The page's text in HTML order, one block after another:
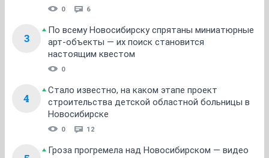
0 6
3
По всему Новосибирску спрятаны миниатюрные
арт-объекты — их поиск становится
настоящим квестом
0
4
Стало известно, на каком этапе проект
строительства детской областной больницы в
Новосибирске
0 12
Гроза прогремела над Новосибирском — видео